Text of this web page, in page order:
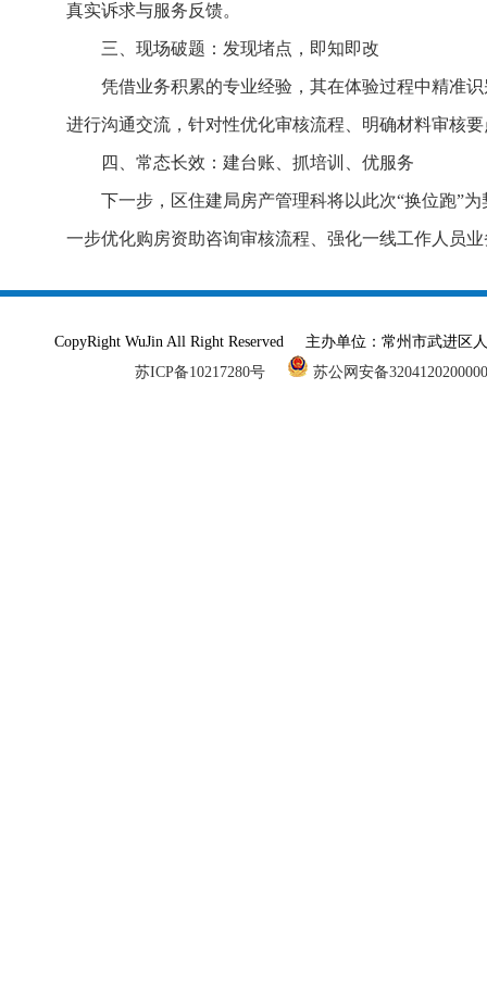
真实诉求与服务反馈。
三、现场破题：发现堵点，即知即改
凭借业务积累的专业经验，其在体验过程中精准
进行沟通交流，针对性优化审核流程、明确材料审核
四、常态长效：建台账、抓培训、优服务
下一步，区住建局房产管理科将以此次“换位跑”
一步优化购房资助咨询审核流程、强化一线工作人员
CopyRight WuJin All Right Reserved 主办单位：常州市武进
苏ICP备10217280号
苏公网安备